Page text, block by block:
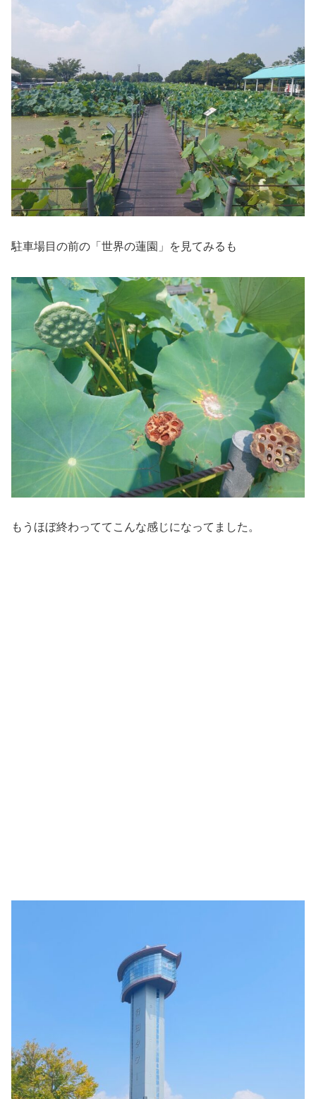
駐車場目の前の「世界の蓮園」を見てみるも
もうほぼ終わっててこんな感じになってました。